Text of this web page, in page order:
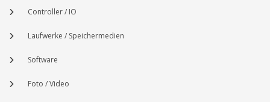
Controller / IO
Laufwerke / Speichermedien
Software
Foto / Video